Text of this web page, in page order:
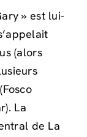
» est lui-
(alors
La
de La